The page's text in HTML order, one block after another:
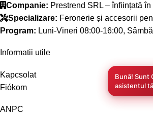
Companie: Prestrend SRL – înființată în
Specializare: Feronerie și accesorii
Program: Luni-Vineri 08:00-16:00,
Informatii utile
Kapcsolat
Fiókom
ANPC
Bună! Sunt
asistentul